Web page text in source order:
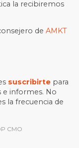
la recibiremos
deAMKT
suscribirte para
e informes. No
la frecuencia de
CMO